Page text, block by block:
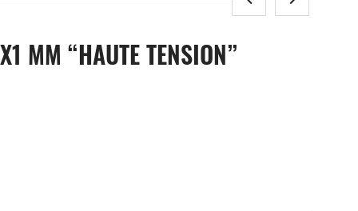
MM “HAUTE TENSION”